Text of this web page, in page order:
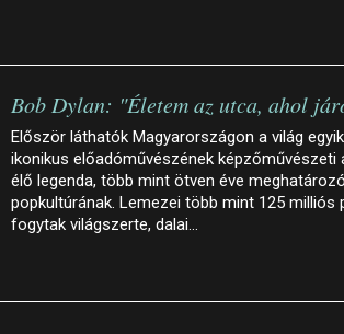
Bob Dylan: "Életem az utca, ahol
Először láthatók Magyarországon a világ
ikonikus előadóművészének képzőművészeti
élő legenda, több mint ötven éve
popkultúrának. Lemezei több mint 125 milliós
fogytak világszerte, dalai…